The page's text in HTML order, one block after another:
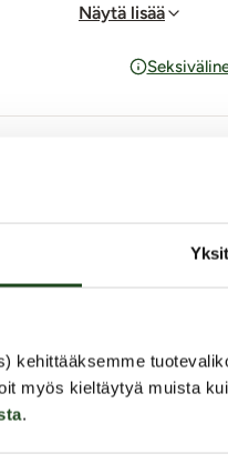
kehittääksemme
myös kieltäytyä muista
.
Näytä lisää
Anna oma
Arviointi tapahtuu